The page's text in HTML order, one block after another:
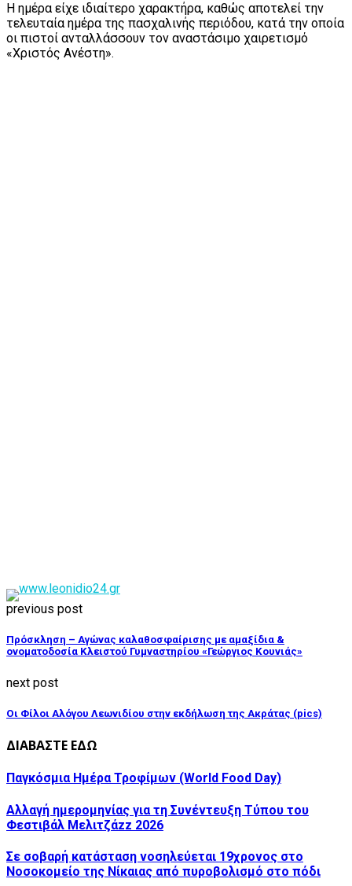
Η ημέρα είχε ιδιαίτερο χαρακτήρα, καθώς αποτελεί την
τελευταία ημέρα της πασχαλινής περιόδου, κατά την οποία
οι πιστοί ανταλλάσσουν τον αναστάσιμο χαιρετισμό
«Χριστός Ανέστη».
previous post
Πρόσκληση – Αγώνας καλαθοσφαίρισης με αμαξίδια &
ονοματοδοσία Κλειστού Γυμναστηρίου «Γεώργιος Κουνιάς»
next post
Οι Φίλοι Αλόγου Λεωνιδίου στην εκδήλωση της Ακράτας (pics)
ΔΙΑΒΑΣΤΕ ΕΔΩ
Παγκόσμια Ημέρα Τροφίμων (World Food Day)
Αλλαγή ημερομηνίας για τη Συνέντευξη Τύπου του
Φεστιβάλ Μελιτζάzz 2026
Σε σοβαρή κατάσταση νοσηλεύεται 19χρονος στο
Νοσοκομείο της Νίκαιας από πυροβολισμό στο πόδι